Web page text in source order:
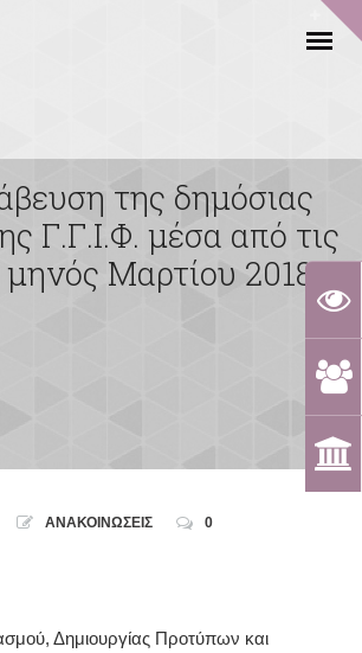
της δημόσιας
Γ.Γ.Ι.Φ. μέσα από τις
μηνός Μαρτίου 2018
ΑΝΑΚΟΙΝΩΣΕΙΣ 0
Δημιουργίας Προτύπων και